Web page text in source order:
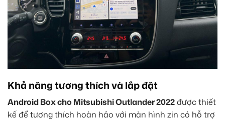
Khả năng tương thích và lắp đặt
Android Box cho Mitsubishi Outlander 2022được thiết
kế để tương thích hoàn hảo với màn hình zin có hỗ trợ